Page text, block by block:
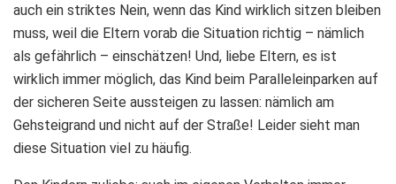
auch ein striktes Nein, wenn das Kind wirklich sitzen bleiben
muss, weil die Eltern vorab die Situation richtig – nämlich
als gefährlich – einschätzen! Und, liebe Eltern, es ist
wirklich immer möglich, das Kind beim Paralleleinparken auf
der sicheren Seite aussteigen zu lassen: nämlich am
Gehsteigrand und nicht auf der Straße! Leider sieht man
diese Situation viel zu häufig.